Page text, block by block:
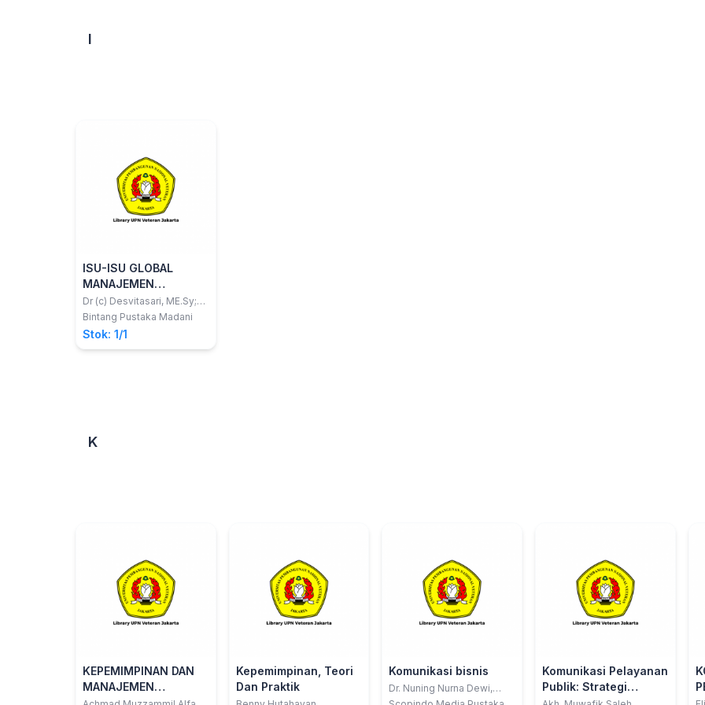
I
ISU-ISU GLOBAL
MANAJEMEN
PENDIDIKAN ISLAM
Dr (c) Desvitasari, ME.Sy;
dkk
Bintang Pustaka Madani
Stok: 1/1
K
KEPEMIMPINAN DAN
MANAJEMEN
LEMBAGA PENDIDIKAN
Kepemimpinan, Teori
Dan Praktik
Komunikasi bisnis
Dr. Nuning Nurna Dewi,
MM.; Dr. H. Achmad Fathoni
Komunikasi Pelayanan
Publik: Strategi
Komunikasi dalam